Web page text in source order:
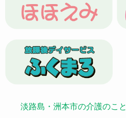
淡路島・洲本市の介護のこ